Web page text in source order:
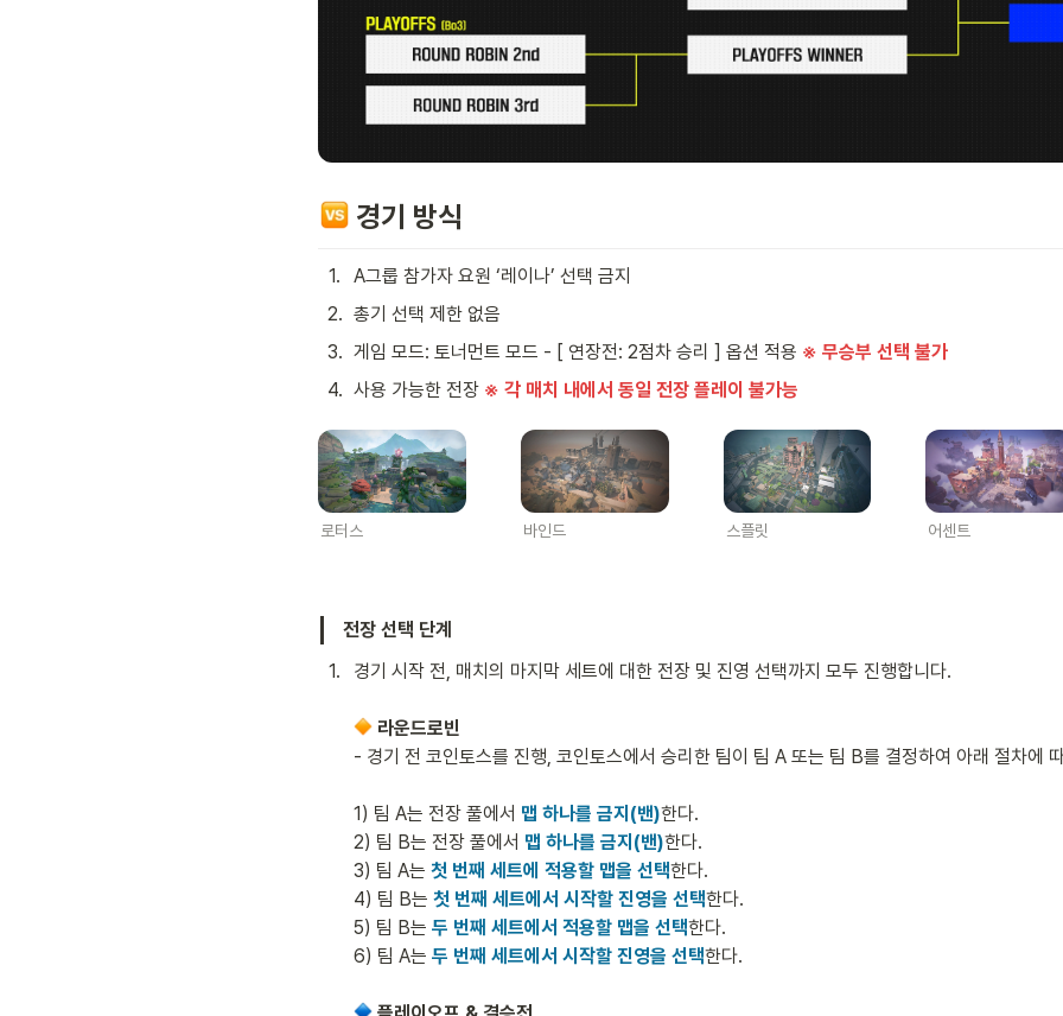
경기 방식
1.
A그룹 참가자 요원 ‘레이나’ 선택 금지
2. 총기 선택 제한 없음
3. 게임 모드: 토너먼트 모드 - [ 연장전: 2점차 승리 ] 옵션 적용 ※ 무승부 선택 불가
4. 사용 가능한 전장 ※ 각 매치 내에서 동일 전장 플레이 불가능
로터스 바인드 스플릿 어센트
전장 선택 단계
1. 경기 시작 전, 매치의 마지막 세트에 대한 전장 및 진영 선택까지 모두 진행합니다.
라운드로빈
- 경기 전 코인토스를 진행, 코인토스에서 승리한 팀이 팀 A 또는 팀 B를 결정하여 아래 절차에
1) 팀 A는 전장 풀에서 맵 하나를 금지(밴)한다.
2) 팀 B는 전장 풀에서 맵 하나를 금지(밴)한다.
3) 팀 A는 첫 번째 세트에 적용할 맵을 선택한다.
4) 팀 B는 첫 번째 세트에서 시작할 진영을 선택한다.
5) 팀 B는 두 번째 세트에서 적용할 맵을 선택한다.
6) 팀 A는 두 번째 세트에서 시작할 진영을 선택한다.